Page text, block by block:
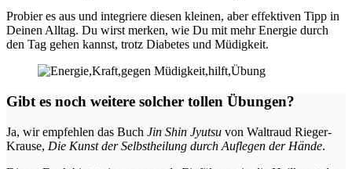
Probier es aus und integriere diesen kleinen, aber effektiven Tipp in
Deinen Alltag. Du wirst merken, wie Du mit mehr Energie durch
den Tag gehen kannst, trotz Diabetes und Müdigkeit.
Gibt es noch weitere solcher tollen Übungen?
Ja, wir empfehlen das Buch Jin Shin Jyutsu von Waltraud Rieger-
Krause, Die Kunst der Selbstheilung durch Auflegen der Hände.